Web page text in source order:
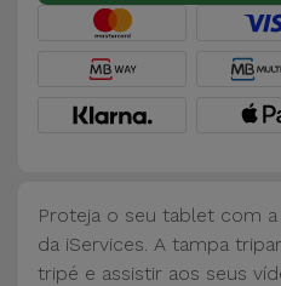
Acessórios
Computador
iPad e
Tablet
Proteja o seu tablet com
da iServices. A tampa
tripé e assistir aos seus